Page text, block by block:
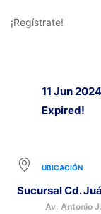
¡Regístrate!
11 Jun 2024
Expired!
UBICACIÓN
Sucursal Cd.
Av. Antonio